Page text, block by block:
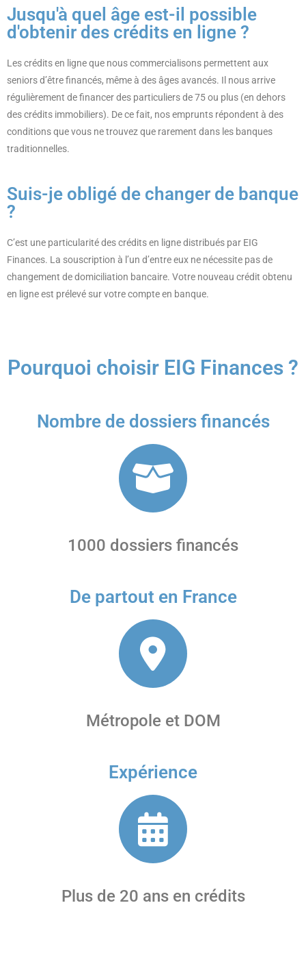
Jusqu'à quel âge est-il possible
d'obtenir des crédits en ligne ?
Les crédits en ligne que nous commercialisons permettent aux
seniors d’être financés, même à des âges avancés. Il nous arrive
régulièrement de financer des particuliers de 75 ou plus (en dehors
des crédits immobiliers). De ce fait, nos emprunts répondent à des
conditions que vous ne trouvez que rarement dans les banques
traditionnelles.
Suis-je obligé de changer de banque
?
C’est une particularité des crédits en ligne distribués par EIG
Finances. La souscription à l’un d’entre eux ne nécessite pas de
changement de domiciliation bancaire. Votre nouveau crédit obtenu
en ligne est prélevé sur votre compte en banque.
Pourquoi choisir EIG Finances ?
Nombre de dossiers financés
1000 dossiers financés
De partout en France
Métropole et DOM
Expérience
Plus de 20 ans en crédits